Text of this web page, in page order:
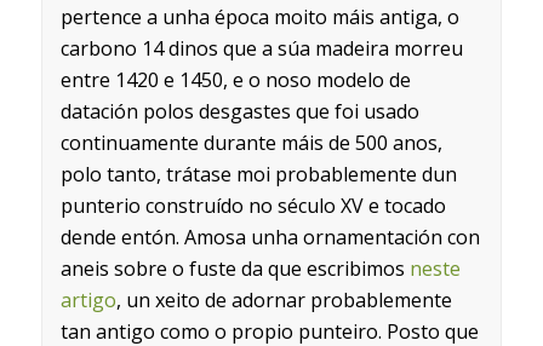
pertence a unha época moito máis antiga, o
carbono 14 dinos que a súa madeira morreu
entre 1420 e 1450, e o noso modelo de
datación polos desgastes que foi usado
continuamente durante máis de 500 anos,
polo tanto, trátase moi probablemente dun
punterio construído no século XV e tocado
dende entón. Amosa unha ornamentación con
aneis sobre o fuste da que escribimos neste
artigo, un xeito de adornar probablemente
tan antigo como o propio punteiro. Posto que